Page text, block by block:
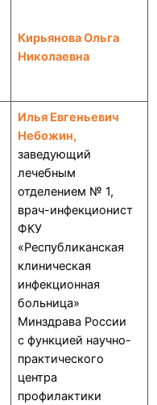
Кирьянова Ольга
Николаевна
Илья Евгеньевич
Небожин,
заведующий
лечебным
отделением № 1,
врач-инфекционист
ФКУ
«Республиканская
клиническая
инфекционная
больница»
Минздрава России
с функцией научно-
практического
центра
профилактики